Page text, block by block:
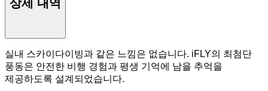
상세 내역
실내 스카이다이빙과 같은 느낌은 없습니다. iFLY의 최첨단
풍동은 안전한 비행 경험과 평생 기억에 남을 추억을
제공하도록 설계되었습니다.